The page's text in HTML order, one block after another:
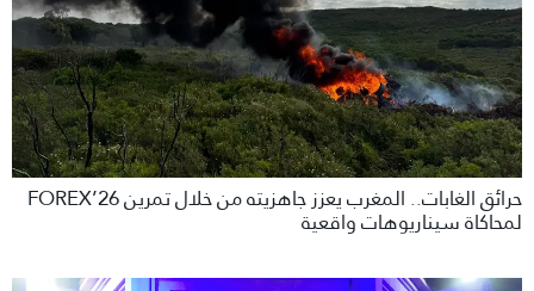
حرائق الغابات.. المغرب يعزز جاهزيته من خلال تمرين FOREX’26
لمحاكاة سيناريوهات واقعية